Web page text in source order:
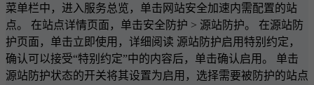
菜单栏中，进入服务总览，单击网站安全加速内需配置的站
点。 在站点详情页面，单击安全防护 > 源站防护。 在源站防
护页面，单击立即使用，详细阅读 源站防护启用特别约定，
确认可以接受“特别约定”中的内容后，单击确认启用。 单击
源站防护状态的开关将其设置为启用，选择需要被防护的站点